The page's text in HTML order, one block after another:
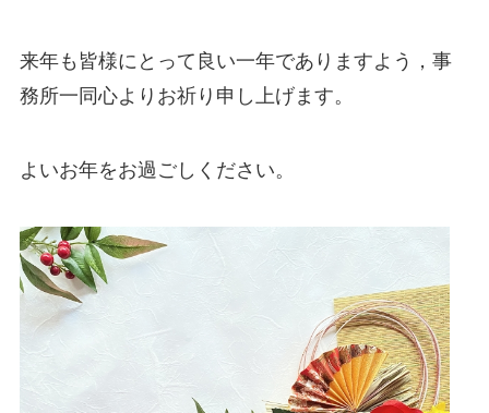
来年も皆様にとって良い一年でありますよう，事
務所一同心よりお祈り申し上げます。
よいお年をお過ごしください。